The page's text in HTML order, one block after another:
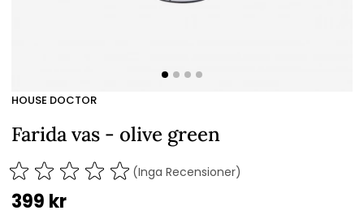
HOUSE DOCTOR
Farida vas - olive green
(Inga Recensioner)
399 kr